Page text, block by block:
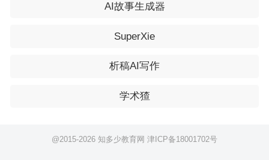
AI故事生成器
SuperXie
析稿AI写作
学术猹
@2015-2026 知多少教育网 津ICP备18001702号